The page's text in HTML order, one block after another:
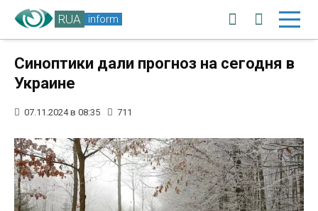
RUA inform
Синоптики дали прогноз на сегодня в
Украине
07.11.2024 в 08:35 711